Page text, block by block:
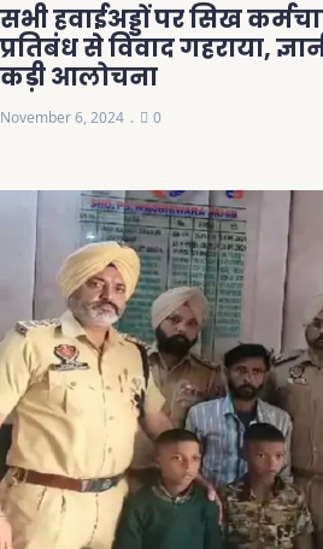
सभी हवाईअड्डों पर सिख
प्रतिबंध से विवाद गहराया,
कड़ी आलोचना
November 6, 2024 0